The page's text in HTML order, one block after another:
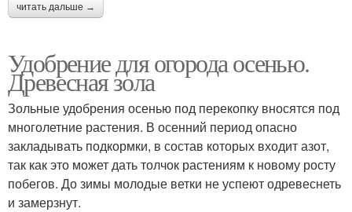
читать дальше →
Удобрение для огорода осенью.
Древесная зола
Зольные удобрения осенью под перекопку вносятся под
многолетние растения. В осенний период опасно
закладывать подкормки, в состав которых входит азот,
так как это может дать толчок растениям к новому росту
побегов. До зимы молодые ветки не успеют одревеснеть
и замерзнут.